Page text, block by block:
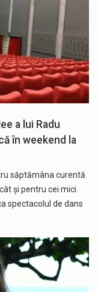
a lui Radu
în weekend la
săptămâna curentă
și pentru cei mici.
spectacolul de dans